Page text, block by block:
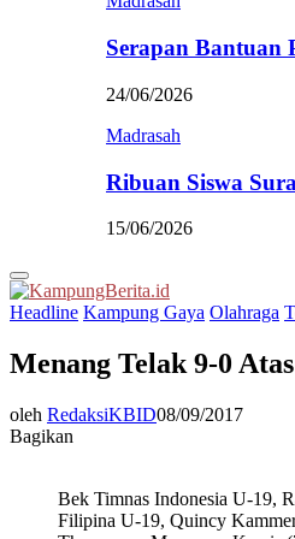
Serapan Bantuan
24/06/2026
Madrasah
Ribuan Siswa
15/06/2026
Primary
Menu
Headline Kampung Gaya Olahraga
Menang Telak 9-0
oleh RedaksiKBID08/09/2017
Bagikan
Bek Timnas Indonesia U-19,
Filipina U-19, Quincy